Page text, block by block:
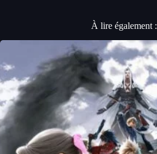
À lire également :